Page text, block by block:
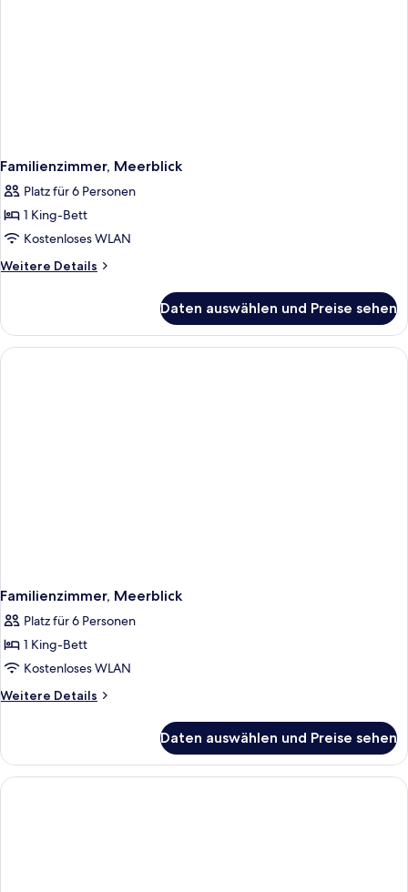
Familienzimmer, Meerblick
Platz für 6 Personen
1 King-Bett
Kostenloses WLAN
Weitere Details
Weitere
Meerblick
Daten auswählen und Preise sehen
Familienzimmer, Meerblick
Platz für 6 Personen
1 King-Bett
Kostenloses WLAN
Weitere Details
Weitere
Meerblick
Daten auswählen und Preise sehen